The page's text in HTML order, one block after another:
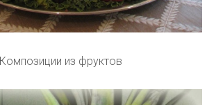
Композиции из фруктов